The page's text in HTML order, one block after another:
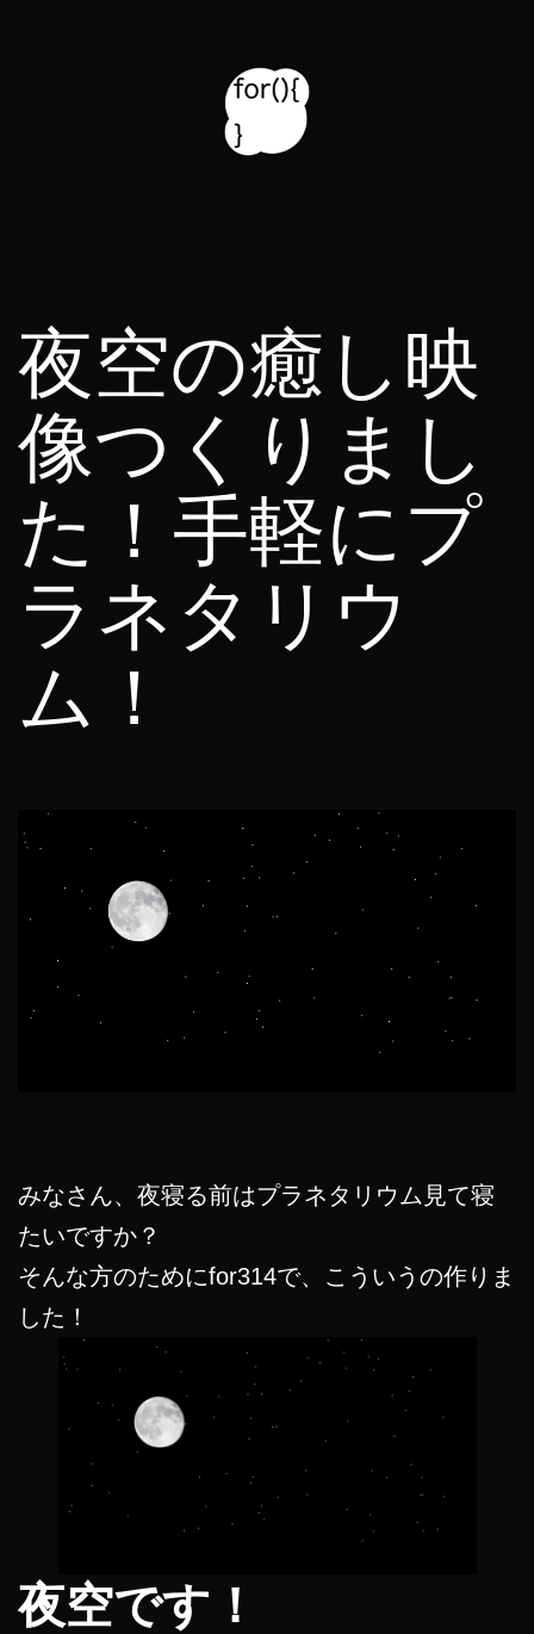
ッ夜空の癒し映
像つくりまし
た！手軽にプ
ラネタリウ
ム！
みなさん、夜寝る前はプラネタリウム見て寝
たいですか？
そんな方のためにfor314で、こういうの作りま
した！
夜空です！